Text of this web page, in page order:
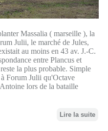
Massalia ( marseille ), la
Julii, le marché de Jules,
au moins en 43 av. J.-C.
entre Plancus et
la plus probable. Simple
Forum Julii qu'Octave
lors de la bataille
Lire la suite